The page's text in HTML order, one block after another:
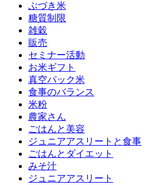
ぶづき米
糖質制限
雑穀
販売
セミナー活動
お米ギフト
真空パック米
食事のバランス
米粉
農家さん
ごはんと美容
ジュニアアスリートと食事
ごはんとダイエット
みそ汁
ジュニアアスリート